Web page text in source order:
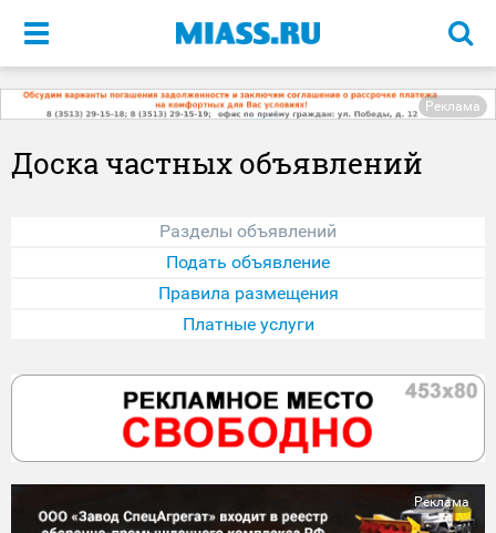
Меню
Реклама
Доска частных объявлений
Разделы объявлений
Подать объявление
Правила размещения
Платные услуги
Реклама